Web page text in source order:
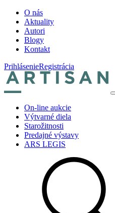
O nás
Aktuality
Autori
Blogy
Kontakt
PrihlásenieRegistrácia
On-line aukcie
Výtvarné diela
Starožitnosti
Predajné výstavy
ARS LEGIS